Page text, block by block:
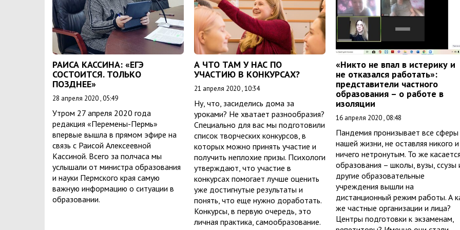
РАИСА КАССИНА: «ЕГЭ
СОСТОИТСЯ. ТОЛЬКО
ПОЗДНЕЕ»
28 апреля 2020 , 05:49
Утром 27 апреля 2020 года
редакция «Перемены-Пермь»
впервые вышла в прямом эфире на
связь с Раисой Алексеевной
Кассиной. Всего за полчаса мы
услышали от министра образования
и науки Пермского края самую
важную информацию о ситуации в
образовании.
А ЧТО ТАМ У НАС ПО
УЧАСТИЮ В КОНКУРСАХ?
21 апреля 2020 , 10:34
Ну, что, засиделись дома за
уроками? Не хватает разнообразия?
Специально для вас мы подготовили
список творческих конкурсов, в
которых можно принять участие и
получить неплохие призы. Психологи
утверждают, что участие в
конкурсах помогает лучше оценить
уже достигнутые результаты и
понять, что еще нужно доработать.
Конкурсы, в первую очередь, это
личная практика, самообразование.
«Никто не впал в истерику и
не отказался работать»:
представители частного
образования – о работе в
изоляции
16 апреля 2020 , 08:48
Пандемия пронизывает все сферы
нашей жизни, не оставляя никого и
ничего нетронутым. То же
образования – школы, вузы, ссузы
другие образовательные
учреждения вышли на
дистанционный режим работы. А
же частные организации и лица?
Центры подготовки к экзаменам,